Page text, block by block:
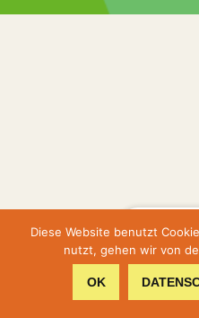
Hier
Diese Website benutzt
nutzt, gehen wir von
OK